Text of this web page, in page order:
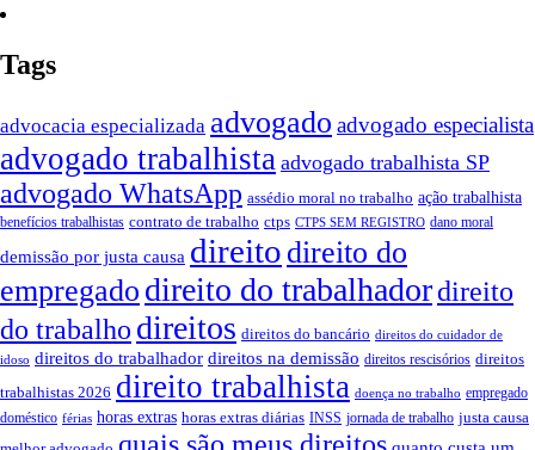
Tags
advocacia especializada advogado advogado especialista
advogado trabalhista advogado trabalhista SP
advogado WhatsApp assédio moral no trabalho ação trabalhista
benefícios trabalhistas contrato de trabalho ctps CTPS SEM REGISTRO dano moral
demissão por justa causa direito direito do
empregado direito do trabalhadordireito
do trabalho direitos direitos do bancário direitos do cuidador de
idoso direitos do trabalhador direitos na demissão direitos rescisórios direitos
trabalhistas 2026 direito trabalhista doença no trabalho empregado
doméstico férias horas extras horas extras diárias INSS jornada de trabalho justa causa
quais são meus direitos